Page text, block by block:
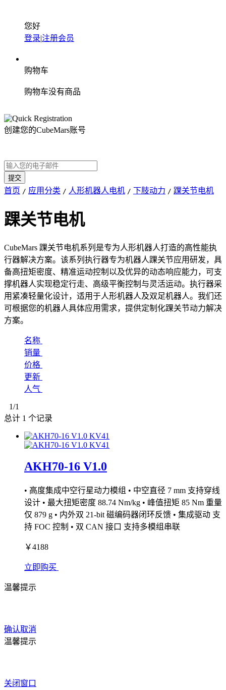
您好
登录|注册会员
购物车
购物车没有商品
创建您的CubeMars账号
首页 / 应用分类 / 人形机器人电机 / 下肢动力 / 踝关节电机
踝关节电机
CubeMars 踝关节电机系列是专为人形机器人打造的高性能执
行器解决方案。该系列执行器专为机器人踝关节应用研发，具
备高扭矩密度、精准运动控制以及优异的动态响应能力，可支
撑机器人实现稳定行走、高级平衡控制与灵活运动。执行器采
用紧凑轻量化设计，适用于人形机器人及双足机器人。我们还
可根据您的机器人具体应用需求，提供定制化踝关节动力解决
方案。
名称
销量
价格
更新
人气
1/1
总计 1 个记录
AKH70-16 V1.0
• 高度集成中空行星动力模组 • 中空直径 7 mm 支持穿线
设计 • 最大扭矩密度 88.74 Nm/kg • 峰值扭矩 85 Nm 重量
仅 879 g • 内外双 21-bit 磁编码器闭环反馈 • 集成驱动 支
持 FOC 控制 • 双 CAN 接口 支持多模组串联
￥4188
立即购买
温馨提示
确认取消
温馨提示
关闭窗口